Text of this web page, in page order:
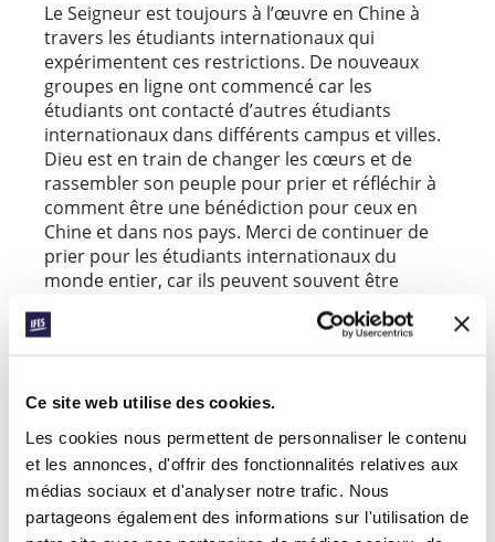
Ce site web utilise des cookies.
Les cookies nous permettent de personnaliser le contenu
et les annonces, d'offrir des fonctionnalités relatives aux
médias sociaux et d'analyser notre trafic. Nous
partageons également des informations sur l'utilisation de
Le Seigneur est toujours à l’œuvre en Chine à
travers les étudiants internationaux qui
expérimentent ces restrictions. De nouveaux
groupes en ligne ont commencé car les
étudiants ont contacté d’autres étudiants
internationaux dans différents campus et villes.
Dieu est en train de changer les cœurs et de
rassembler son peuple pour prier et réfléchir à
comment être une bénédiction pour ceux en
Chine et dans nos pays. Merci de continuer de
prier pour les étudiants internationaux du
monde entier, car ils peuvent souvent être
En savoir plus sur la réponse des étudiants au
coronavirus.
En savoir plus sur les étudiants internationaux en
Chine.